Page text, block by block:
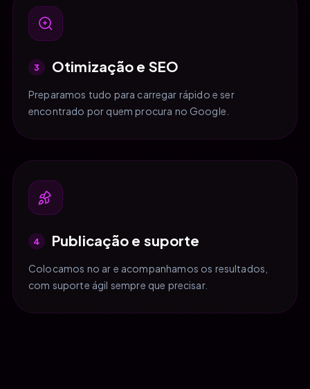
3 Otimização e SEO
Preparamos tudo para carregar rápido e ser
encontrado por quem procura no Google.
4 Publicação e suporte
Colocamos no ar e acompanhamos os resultados,
com suporte ágil sempre que precisar.